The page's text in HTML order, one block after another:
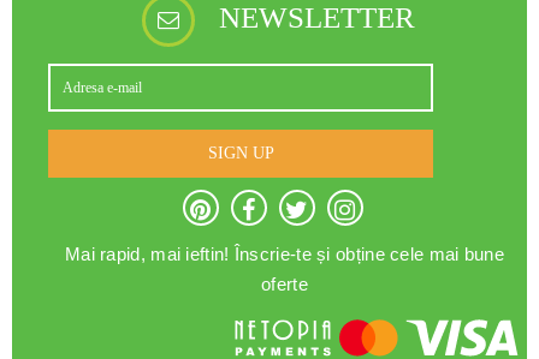
NEWSLETTER
SIGN UP
Mai rapid, mai ieftin! Înscrie-te și obține cele mai bune
oferte